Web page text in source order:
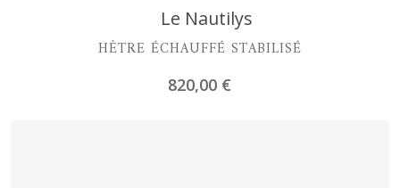
Le Nautilys
HÊTRE ÉCHAUFFÉ STABILISÉ
820,00 €